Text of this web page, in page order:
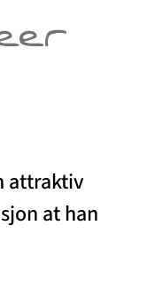
attraktiv
at han